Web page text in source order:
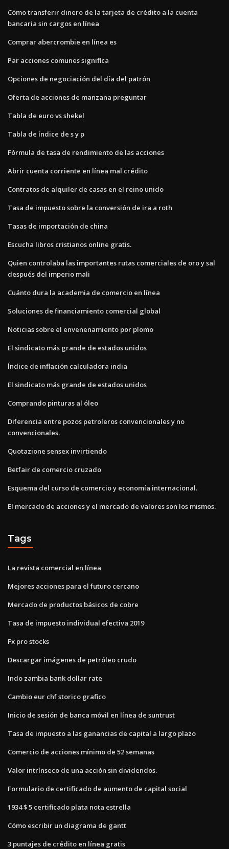
Cómo transferir dinero de la tarjeta de crédito a la cuenta
bancaria sin cargos en línea
Comprar abercrombie en línea es
Par acciones comunes significa
Opciones de negociación del día del patrón
Oferta de acciones de manzana preguntar
Tabla de euro vs shekel
Tabla de índice de s y p
Fórmula de tasa de rendimiento de las acciones
Abrir cuenta corriente en línea mal crédito
Contratos de alquiler de casas en el reino unido
Tasa de impuesto sobre la conversión de ira a roth
Tasas de importación de china
Escucha libros cristianos online gratis.
Quien controlaba las importantes rutas comerciales de oro y sal
después del imperio mali
Cuánto dura la academia de comercio en línea
Soluciones de financiamiento comercial global
Noticias sobre el envenenamiento por plomo
El sindicato más grande de estados unidos
Índice de inflación calculadora india
El sindicato más grande de estados unidos
Comprando pinturas al óleo
Diferencia entre pozos petroleros convencionales y no
convencionales.
Quotazione sensex invirtiendo
Betfair de comercio cruzado
Esquema del curso de comercio y economía internacional.
El mercado de acciones y el mercado de valores son los mismos.
Tags
La revista comercial en línea
Mejores acciones para el futuro cercano
Mercado de productos básicos de cobre
Tasa de impuesto individual efectiva 2019
Fx pro stocks
Descargar imágenes de petróleo crudo
Indo zambia bank dollar rate
Cambio eur chf storico grafico
Inicio de sesión de banca móvil en línea de suntrust
Tasa de impuesto a las ganancias de capital a largo plazo
Comercio de acciones mínimo de 52 semanas
Valor intrínseco de una acción sin dividendos.
Formulario de certificado de aumento de capital social
1934 $ 5 certificado plata nota estrella
Cómo escribir un diagrama de gantt
3 puntajes de crédito en línea gratis